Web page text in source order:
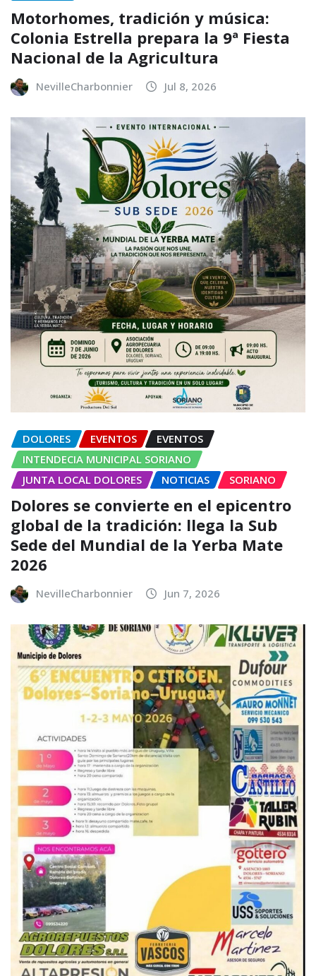
Motorhomes, tradición y música:
Colonia Estrella prepara la 9ª Fiesta
Nacional de la Agricultura
NevilleCharbonnier Jul 8, 2026
DOLORES EVENTOS
EVENTOS
INTENDECIA MUNICIPAL SORIANO
JUNTA LOCAL DOLORES
NOTICIAS SORIANO
Dolores se convierte en el epicentro
global de la tradición: llega la Sub
Sede del Mundial de la Yerba Mate
2026
NevilleCharbonnier Jun 7, 2026